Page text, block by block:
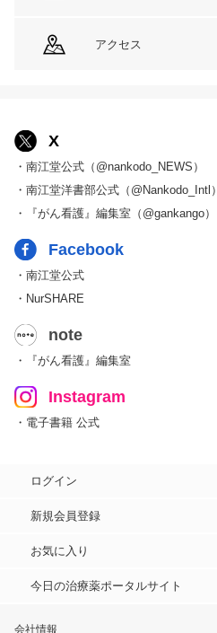
アクセス
X
・南江堂公式（@nankodo_NEWS）
・南江堂洋書部公式（@Nankodo_Intl）
・『がん看護』編集室（@gankango）
Facebook
・南江堂公式
・NurSHARE
note
・『がん看護』編集室
Instagram
・電子書籍 公式
ログイン
新規会員登録
お気に入り
今日の治療薬ポータルサイト
会社情報